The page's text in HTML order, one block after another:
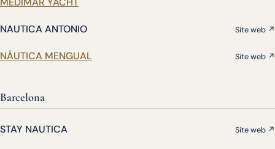
NAUTICA ANTONIO Site web ↗
NÁUTICA MENGUAL Site web ↗
Barcelona
STAY NAUTICA Site web ↗